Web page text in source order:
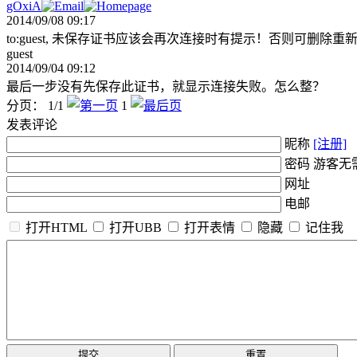
gOxiA
2014/09/08 09:17
to:guest, 未保存证书应该会再次连接时有提示！否则可删除重新
guest
2014/09/04 09:12
最后一步没有先保存此证书，就显示连接失败。怎么整？
分页： 1/1
1
发表评论
昵称 [注册]
密码 游客无
网址
电邮
打开HTML
打开UBB 打开表情 隐藏 记住我